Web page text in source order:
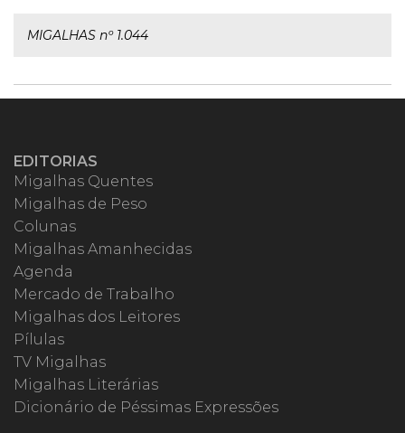
MIGALHAS nº 1.044
EDITORIAS
Migalhas Quentes
Migalhas de Peso
Colunas
Migalhas Amanhecidas
Agenda
Mercado de Trabalho
Migalhas dos Leitores
Pílulas
TV Migalhas
Migalhas Literárias
Dicionário de Péssimas Expressões